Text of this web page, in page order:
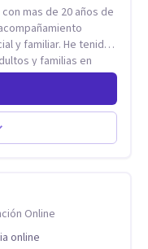
mas de 20 años de
y familiar. He tenido
y familias en
una variedad de
En la
presencial y/o virtual,
lo acordamos en
Online
online